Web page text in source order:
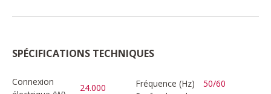
SPÉCIFICATIONS TECHNIQUES
Connexion
24.000 Fréquence (Hz)
50/60